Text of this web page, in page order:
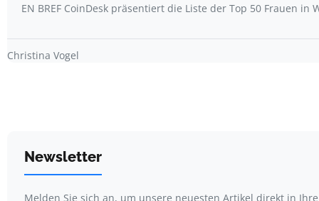
EN BREF CoinDesk präsentiert die Liste der Top 50 Frauen in
Christina Vogel
Newsletter
Melden Sie sich an, um unsere neuesten Artikel direkt in